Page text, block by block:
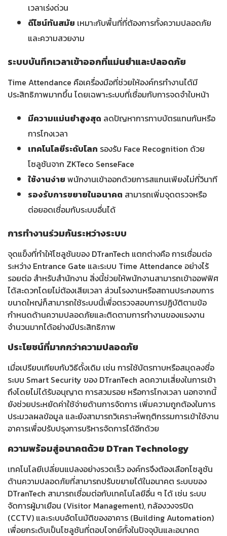
เวลาเร่งด่วน
ดีไซน์ทันสมัย เหมาะกับพื้นที่ที่ต้องการทั้งความปลอดภัย
และความสวยงาม
ระบบบันทึกเวลาเข้าออกที่แม่นยำและปลอดภัย
Time Attendance คือเครื่องมือที่ช่วยให้องค์กรทำงานได้มี
ประสิทธิภาพมากขึ้น โดยเฉพาะระบบที่เชื่อมกับการจดจำใบหน้า
มีความแม่นยำสูงสุด ลดปัญหาการทาบบัตรแทนกันหรือ
การโกงเวลา
เทคโนโลยีระดับโลก รองรับ Face Recognition ด้วย
โซลูชันจาก ZKTeco SenseFace
ใช้งานง่าย พนักงานเข้าออกด้วยการสแกนเพียงไม่กี่วินาที
รองรับการขยายในอนาคต สามารถเพิ่มจุดตรวจหรือ
ต่อยอดเชื่อมกับระบบอื่นได้
การทำงานร่วมกันระหว่างระบบ
จุดแข็งที่ทำให้โซลูชันของ DTranTech แตกต่างคือ การเชื่อมต่อ
ระหว่าง Entrance Gate และระบบ Time Attendance อย่างไร้
รอยต่อ สำหรับสำนักงาน สิ่งนี้ช่วยให้พนักงานสามารถเข้าออฟฟิศ
ได้สะดวกโดยไม่ต้องเสียเวลา ส่วนโรงงานหรือสถานประกอบการ
ขนาดใหญ่ก็สามารถใช้ระบบนี้เพื่อตรวจสอบการปฏิบัติตามข้อ
กำหนดด้านความปลอดภัยและติดตามการทำงานของแรงงาน
จำนวนมากได้อย่างมีประสิทธิภาพ
ประโยชน์ที่มากกว่าความปลอดภัย
เมื่อเปรียบเทียบกับวิธีดั้งเดิม เช่น การใช้บัตรทาบหรือสมุดลงชื่อ
ระบบ Smart Security ของ DTranTech ลดความเสี่ยงในการเข้า
ถึงโดยไม่ได้รับอนุญาต การสวมรอย หรือการโกงเวลา นอกจากนี้
ยังช่วยประหยัดค่าใช้จ่ายด้านการจัดการ เพิ่มความถูกต้องในการ
ประมวลผลข้อมูล และยังสามารถวิเคราะห์พฤติกรรมการเข้าใช้งาน
อาคารเพื่อปรับปรุงการบริหารจัดการได้อีกด้วย
ความพร้อมสู่อนาคตด้วย DTran Technology
เทคโนโลยีเปลี่ยนแปลงอย่างรวดเร็ว องค์กรจึงต้องเลือกโซลูชัน
ด้านความปลอดภัยที่สามารถปรับขยายได้ในอนาคต ระบบของ
DTranTech สามารถเชื่อมต่อกับเทคโนโลยีอื่น ๆ ได้ เช่น ระบบ
จัดการผู้มาเยือน (Visitor Management), กล้องวงจรปิด
(CCTV) และระบบอัตโนมัติของอาคาร (Building Automation)
เพื่อยกระดับเป็นโซลูชันที่ตอบโจทย์ทั้งในปัจจุบันและอนาคต